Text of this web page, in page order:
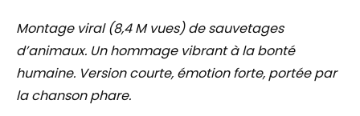
Montage viral (8,4 M vues) de sauvetages
d’animaux. Un hommage vibrant à la bonté
humaine. Version courte, émotion forte, portée par
la chanson phare.